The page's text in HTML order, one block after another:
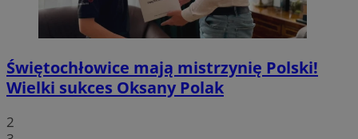
Świętochłowice mają mistrzynię Polski!
Wielki sukces Oksany Polak
2